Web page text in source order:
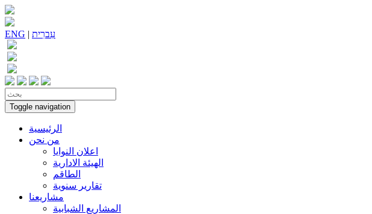
ENG | עִברִית
Toggle navigation
الرئيسية
من نحن
اعلان النوايا
الهيئة الادارية
الطاقم
تقارير سنوية
مشاريعنا
المشاريع الشبابية